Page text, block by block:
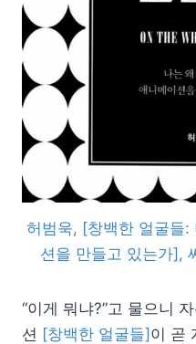
허범욱, [창백한 얼굴들:
션을 만들고 있는가],
“이게 뭐냐?”고 물으니
션 [창백한 얼굴들]이 곧